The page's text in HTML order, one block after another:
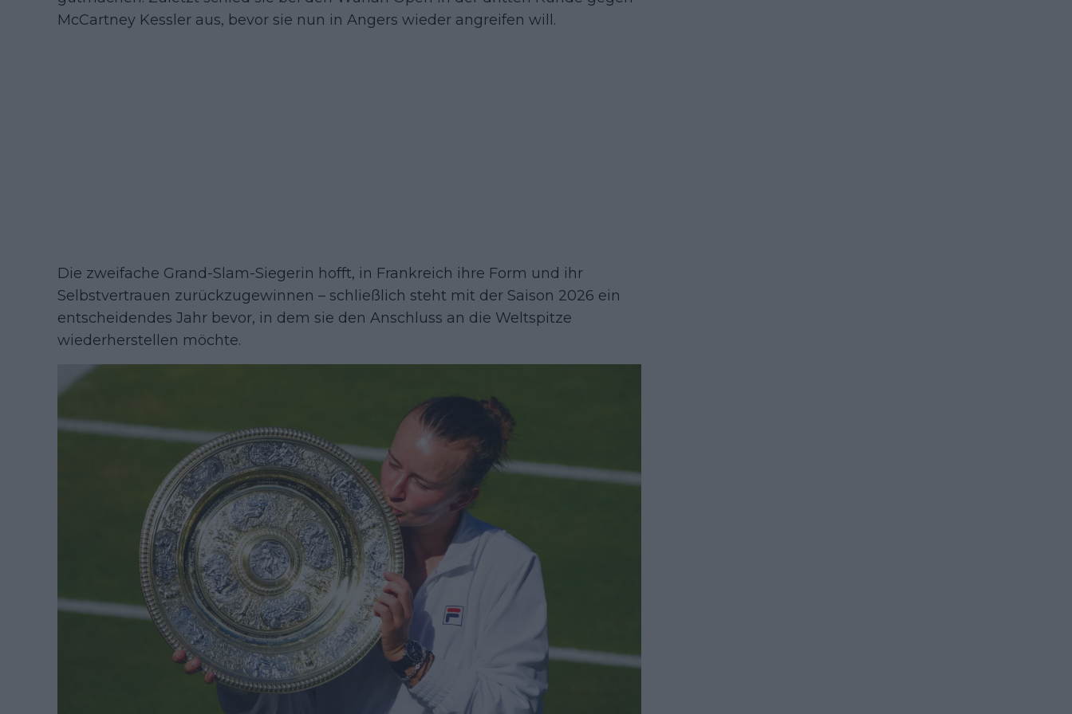
McCartney Kessler aus, bevor sie nun in Angers wieder angreifen will.
Die zweifache Grand-Slam-Siegerin hofft, in Frankreich ihre Form und ihr
Selbstvertrauen zurückzugewinnen – schließlich steht mit der Saison 2026 ein
entscheidendes Jahr bevor, in dem sie den Anschluss an die Weltspitze
wiederherstellen möchte.